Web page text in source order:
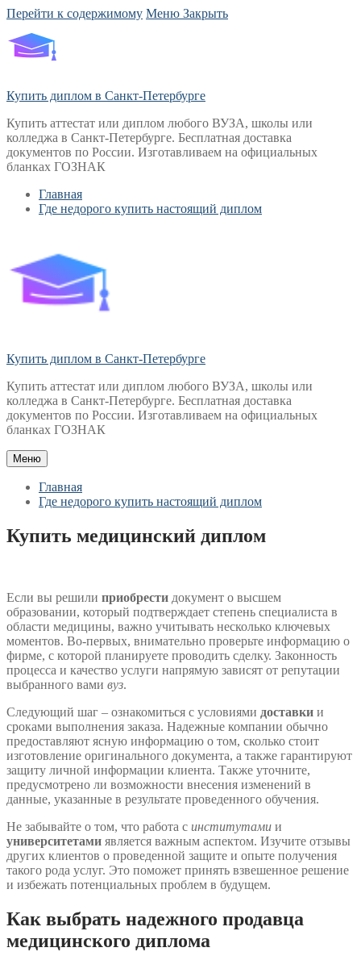
Перейти к содержимому Меню Закрыть
Купить диплом в Санкт-Петербурге
Купить аттестат или диплом любого ВУЗА, школы или
колледжа в Санкт-Петербурге. Бесплатная доставка
документов по России. Изготавливаем на официальных
бланках ГОЗНАК
Главная
Где недорого купить настоящий диплом
Купить диплом в Санкт-Петербурге
Купить аттестат или диплом любого ВУЗА, школы или
колледжа в Санкт-Петербурге. Бесплатная доставка
документов по России. Изготавливаем на официальных
бланках ГОЗНАК
Меню
Главная
Где недорого купить настоящий диплом
Купить медицинский диплом
Если вы решили приобрести документ о высшем
образовании, который подтверждает степень специалиста в
области медицины, важно учитывать несколько ключевых
моментов. Во-первых, внимательно проверьте информацию о
фирме, с которой планируете проводить сделку. Законность
процесса и качество услуги напрямую зависят от репутации
выбранного вами вуз.
Следующий шаг – ознакомиться с условиями доставки и
сроками выполнения заказа. Надежные компании обычно
предоставляют ясную информацию о том, сколько стоит
изготовление оригинального документа, а также гарантируют
защиту личной информации клиента. Также уточните,
предусмотрено ли возможности внесения изменений в
данные, указанные в результате проведенного обучения.
Не забывайте о том, что работа с институтами и
университетами является важным аспектом. Изучите отзывы
других клиентов о проведенной защите и опыте получения
такого рода услуг. Это поможет принять взвешенное решение
и избежать потенциальных проблем в будущем.
Как выбрать надежного продавца
медицинского диплома